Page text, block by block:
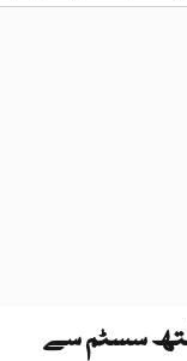
سسٹم سے